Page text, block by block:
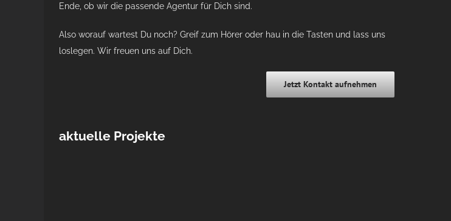
Ende, ob wir die passende Agentur für Dich sind.
Also worauf wartest Du noch? Greif zum Hörer oder hau in die Tasten und lass uns
loslegen. Wir freuen uns auf Dich.
Jetzt Kontakt aufnehmen
aktuelle Projekte